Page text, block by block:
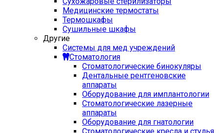
Медицинские термостаты
Термошкафы
Сушильные шкафы
Другие
Системы для мед учреждений
Стоматология
Стоматологические бинокуляры
Дентальные рентгеновские
аппараты
Оборудование для имплантологии
Стоматологические лазерные
аппараты
Оборудование для гнатологии